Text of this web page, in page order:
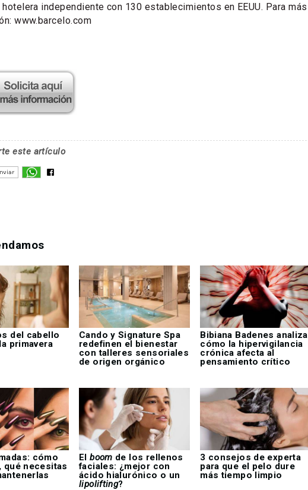
hotelera independiente con 130 establecimientos en EEUU. Para más
www.barcelo.com
este artículo
del cabello
primavera
Cando y Signature Spa
redefinen el bienestar
con talleres sensoriales
de origen orgánico
Bibiana Badenes analiza
cómo la hipervigilancia
crónica afecta al
pensamiento crítico
cómo
qué necesitas
Elboom de los rellenos
faciales: ¿mejor con
ácido hialurónico o un
lipolifting?
3 consejos de experta
para que el pelo dure
más tiempo limpio